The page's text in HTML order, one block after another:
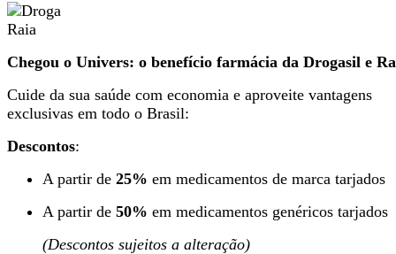
Chegou o Univers: o benefício farmácia da Drogasil e
Cuide da sua saúde com economia e aproveite vantagens
exclusivas em todo o Brasil:
Descontos:
A partir de 25% em medicamentos de marca tarjados
A partir de 50% em medicamentos genéricos tarjados
(Descontos sujeitos a alteração)